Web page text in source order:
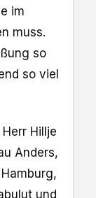
im
muss.
so
so viel
Hillje
Anders,
und